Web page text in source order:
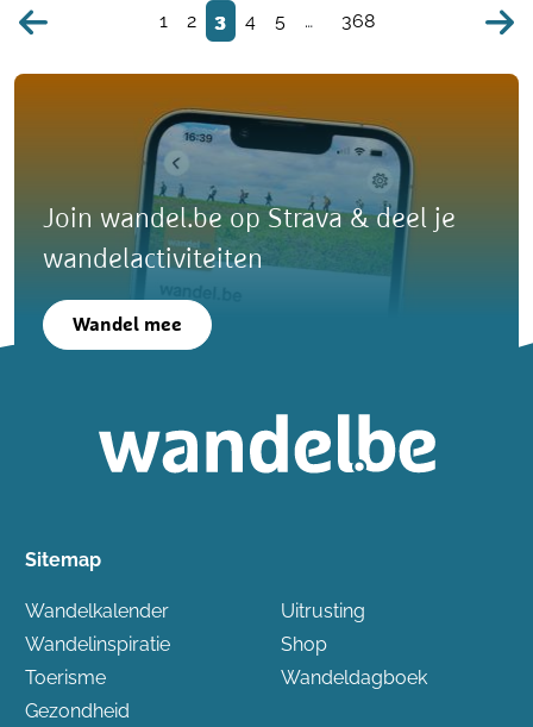
1 2 3 4 5 … 368
Join wandel.be op Strava & deel je
wandelactiviteiten
Wandel mee
Sitemap
Wandelkalender
Wandelinspiratie
Toerisme
Gezondheid
Uitrusting
Shop
Wandeldagboek